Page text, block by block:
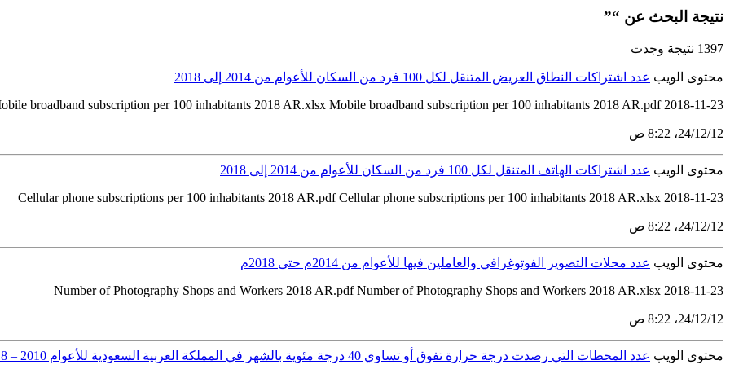
نتيجة البحث عن “”
1397 نتيجة وجدت
محتوى الويب عدد اشتراكات النطاق العريض المتنقل لكل 100 فرد من السكان للأعوام من 2014 إلى 2018
broadband subscription per 100 inhabitants 2018 AR.xlsx Mobile broadband subscription per 100 inhabitants 2018 AR.pdf 2018-11-23
12‏/12‏/24، 8:22 ص
محتوى الويب عدد اشتراكات الهاتف المتنقل لكل 100 فرد من السكان للأعوام من 2014 إلى 2018
2018-11-23 Cellular phone subscriptions per 100 inhabitants 2018 AR.pdf Cellular phone subscriptions per 100 inhabitants 2018 AR.xlsx
12‏/12‏/24، 8:22 ص
محتوى الويب عدد محلات التصوير الفوتوغرافي والعاملين فيها للأعوام من 2014م حتى 2018م
Number of Photography Shops and Workers 2018 AR.pdf Number of Photography Shops and Workers 2018 AR.xlsx 2018-11-23
12‏/12‏/24، 8:22 ص
محتوى الويب عدد المحطات التي رصدت درجة حرارة تفوق أو تساوي 40 درجة مئوية بالشهر في المملكة العربية السعودية للأعوام 2010 – 2018